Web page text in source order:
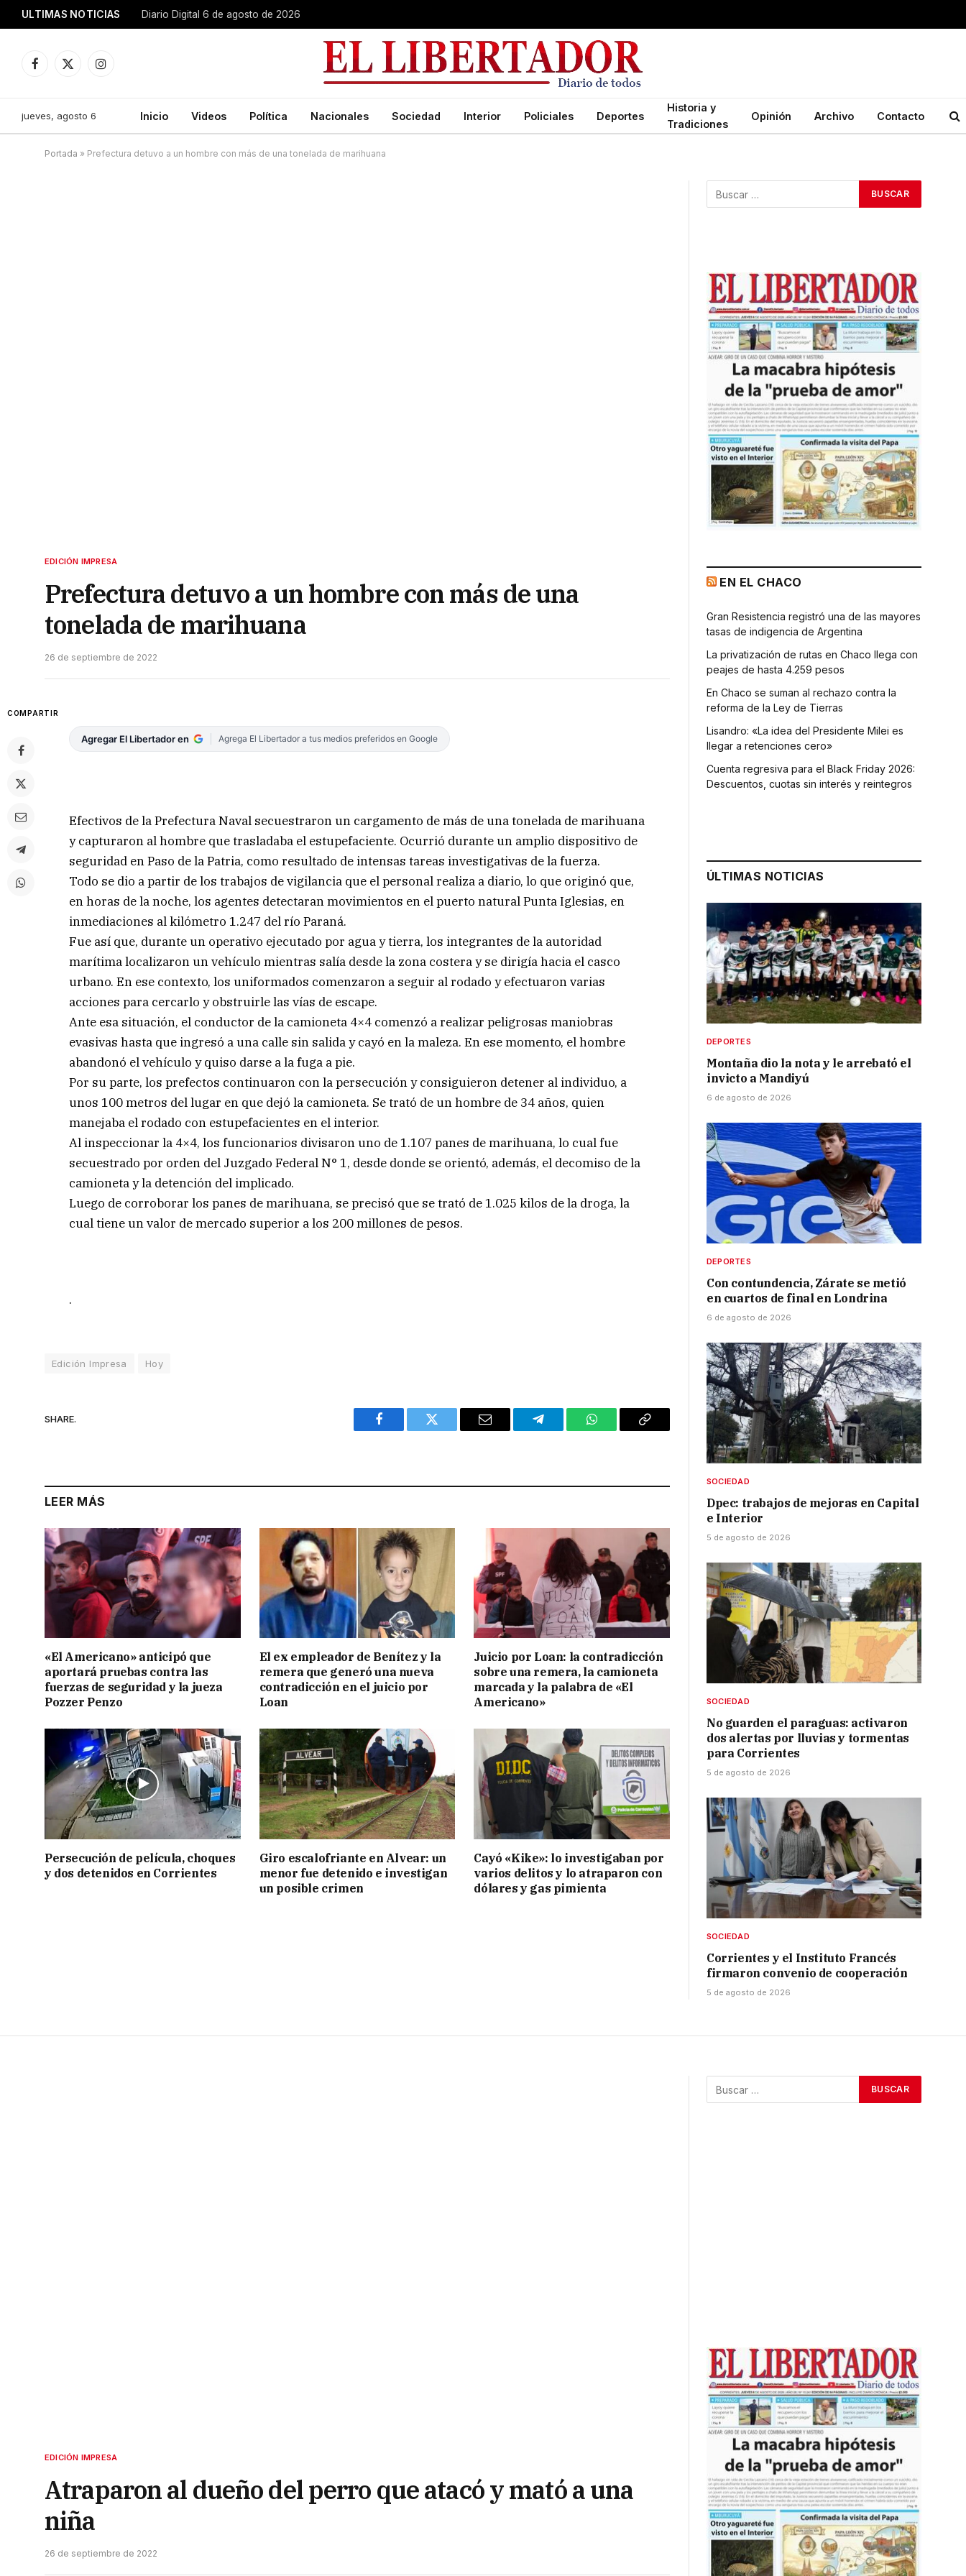
ULTIMAS NOTICIAS Diario Digital 6 de agosto de 2026
Facebook
X
Instagram
jueves, agosto 6 Inicio Videos Política Nacionales Sociedad Interior Policiales Deportes
Historia y
Tradiciones
Opinión Archivo Contacto
Portada » Prefectura detuvo a un hombre con más de una tonelada de marihuana
EDICIÓN IMPRESA
Prefectura detuvo a un hombre con más de una
tonelada de marihuana
26 de septiembre de 2022
COMPARTIR
Agregar El Libertador en Agrega El Libertador a tus medios preferidos en Google
Efectivos de la Prefectura Naval secuestraron un cargamento de más de una tonelada de marihuana
y capturaron al hombre que trasladaba el estupefaciente. Ocurrió durante un amplio dispositivo de
seguridad en Paso de la Patria, como resultado de intensas tareas investigativas de la fuerza.
Todo se dio a partir de los trabajos de vigilancia que el personal realiza a diario, lo que originó que,
en horas de la noche, los agentes detectaran movimientos en el puerto natural Punta Iglesias, en
inmediaciones al kilómetro 1.247 del río Paraná.
Fue así que, durante un operativo ejecutado por agua y tierra, los integrantes de la autoridad
marítima localizaron un vehículo mientras salía desde la zona costera y se dirigía hacia el casco
urbano. En ese contexto, los uniformados comenzaron a seguir al rodado y efectuaron varias
acciones para cercarlo y obstruirle las vías de escape.
Ante esa situación, el conductor de la camioneta 4×4 comenzó a realizar peligrosas maniobras
evasivas hasta que ingresó a una calle sin salida y cayó en la maleza. En ese momento, el hombre
abandonó el vehículo y quiso darse a la fuga a pie.
Por su parte, los prefectos continuaron con la persecución y consiguieron detener al individuo, a
unos 100 metros del lugar en que dejó la camioneta. Se trató de un hombre de 34 años, quien
manejaba el rodado con estupefacientes en el interior.
Al inspeccionar la 4×4, los funcionarios divisaron uno de 1.107 panes de marihuana, lo cual fue
secuestrado por orden del Juzgado Federal N° 1, desde donde se orientó, además, el decomiso de la
camioneta y la detención del implicado.
Luego de corroborar los panes de marihuana, se precisó que se trató de 1.025 kilos de la droga, la
cual tiene un valor de mercado superior a los 200 millones de pesos.
.
Edición Impresa Hoy
SHARE.
Facebook Twitter Email Telegram WhatsAppCopy
LEER MÁS
«El Americano» anticipó que
aportará pruebas contra las
fuerzas de seguridad y la jueza
Pozzer Penzo
El ex empleador de Benítez y la
remera que generó una nueva
contradicción en el juicio por
Loan
Juicio por Loan: la contradicción
sobre una remera, la camioneta
marcada y la palabra de «El
Americano»
Persecución de película, choques
y dos detenidos en Corrientes
Giro escalofriante en Alvear: un
menor fue detenido e investigan
un posible crimen
Cayó «Kike»: lo investigaban por
varios delitos y lo atraparon con
dólares y gas pimienta
EN EL CHACO
Gran Resistencia registró una de las mayores
tasas de indigencia de Argentina
La privatización de rutas en Chaco llega con
peajes de hasta 4.259 pesos
En Chaco se suman al rechazo contra la
reforma de la Ley de Tierras
Lisandro: «La idea del Presidente Milei es
llegar a retenciones cero»
Cuenta regresiva para el Black Friday 2026:
Descuentos, cuotas sin interés y reintegros
ÚLTIMAS NOTICIAS
DEPORTES
Montaña dio la nota y le arrebató el
invicto a Mandiyú
6 de agosto de 2026
DEPORTES
Con contundencia, Zárate se metió
en cuartos de final en Londrina
6 de agosto de 2026
SOCIEDAD
Dpec: trabajos de mejoras en Capital
e Interior
5 de agosto de 2026
SOCIEDAD
No guarden el paraguas: activaron
dos alertas por lluvias y tormentas
para Corrientes
5 de agosto de 2026
SOCIEDAD
Corrientes y el Instituto Francés
firmaron convenio de cooperación
5 de agosto de 2026
EDICIÓN IMPRESA
Atraparon al dueño del perro que atacó y mató a una
niña
26 de septiembre de 2022